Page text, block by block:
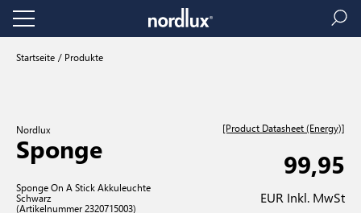
Startseite Produkte
Nordlux
Sponge
Sponge On A Stick Akkuleuchte
Schwarz
(Artikelnummer 2320715003)
[Product Datasheet (Energy)]
99,95
EUR Inkl. MwSt